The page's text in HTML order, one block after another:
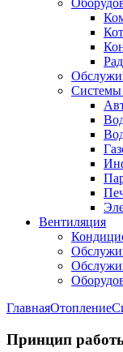
Системы
Вентиляция
ГлавнаяОтопление
Принцип